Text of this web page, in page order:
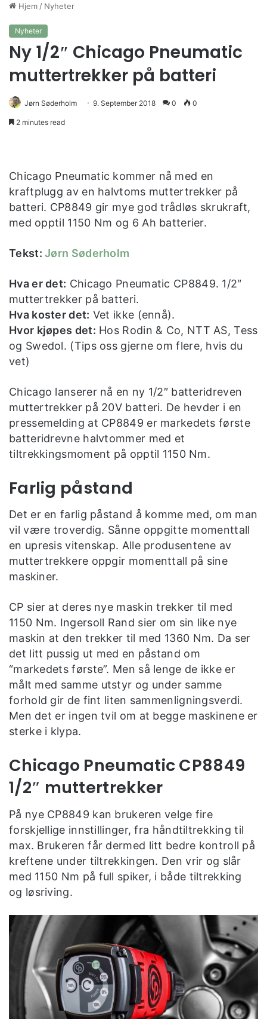
Hjem / Nyheter
Nyheter
Ny 1/2″ Chicago Pneumatic
muttertrekker på batteri
Jørn Søderholm 9. September 2018 0 0
2 minutes read
Chicago Pneumatic kommer nå med en
kraftplugg av en halvtoms muttertrekker på
batteri. CP8849 gir mye god trådløs skrukraft,
med opptil 1150 Nm og 6 Ah batterier.
Tekst: Jørn Søderholm
Hva er det: Chicago Pneumatic CP8849. 1/2″
muttertrekker på batteri.
Hva koster det: Vet ikke (ennå).
Hvor kjøpes det: Hos Rodin & Co, NTT AS, Tess
og Swedol. (Tips oss gjerne om flere, hvis du
vet)
Chicago lanserer nå en ny 1/2″ batteridreven
muttertrekker på 20V batteri. De hevder i en
pressemelding at CP8849 er markedets første
batteridrevne halvtommer med et
tiltrekkingsmoment på opptil 1150 Nm.
Farlig påstand
Det er en farlig påstand å komme med, om man
vil være troverdig. Sånne oppgitte momenttall
en upresis vitenskap. Alle produsentene av
muttertrekkere oppgir momenttall på sine
maskiner.
CP sier at deres nye maskin trekker til med
1150 Nm. Ingersoll Rand sier om sin like nye
maskin at den trekker til med 1360 Nm. Da ser
det litt pussig ut med en påstand om
“markedets første”. Men så lenge de ikke er
målt med samme utstyr og under samme
forhold gir de fint liten sammenligningsverdi.
Men det er ingen tvil om at begge maskinene er
sterke i klypa.
Chicago Pneumatic CP8849
1/2″ muttertrekker
På nye CP8849 kan brukeren velge fire
forskjellige innstillinger, fra håndtiltrekking til
max. Brukeren får dermed litt bedre kontroll på
kreftene under tiltrekkingen. Den vrir og slår
med 1150 Nm på full spiker, i både tiltrekking
og løsriving.